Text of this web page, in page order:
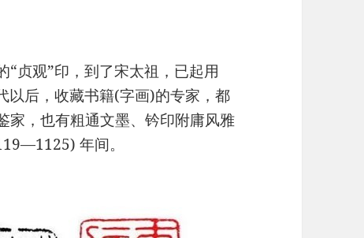
贞观”印，到了宋太祖，已起用
以后，收藏书籍(字画)的专家，都
家，也有粗通文墨、钤印附庸风雅
年间。